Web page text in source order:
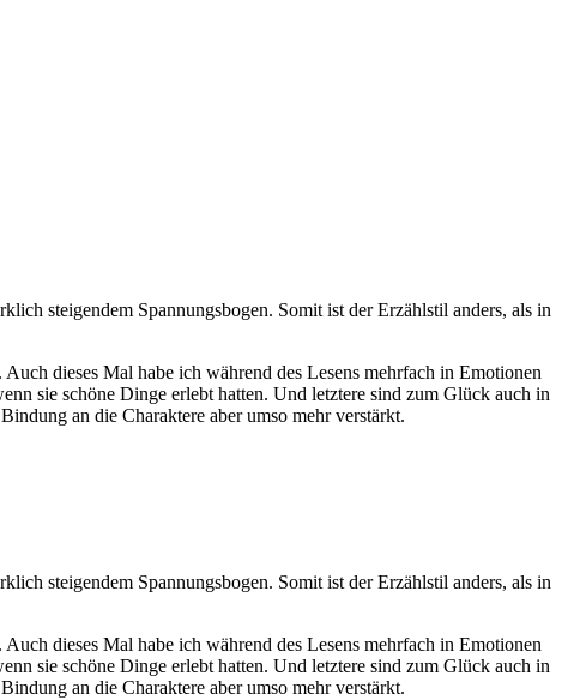
steigendem Spannungsbogen. Somit ist der Erzählstil anders, als in
dieses Mal habe ich während des Lesens mehrfach in Emotionen
sie schöne Dinge erlebt hatten. Und letztere sind zum Glück auch in
an die Charaktere aber umso mehr verstärkt.
steigendem Spannungsbogen. Somit ist der Erzählstil anders, als in
dieses Mal habe ich während des Lesens mehrfach in Emotionen
sie schöne Dinge erlebt hatten. Und letztere sind zum Glück auch in
an die Charaktere aber umso mehr verstärkt.